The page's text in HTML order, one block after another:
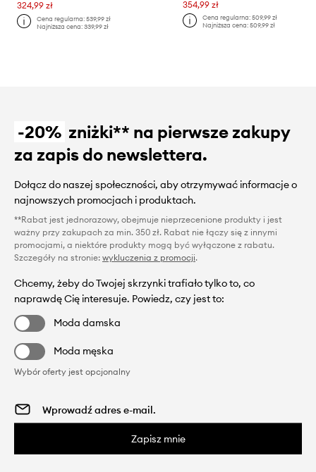
324,99 zł
Cena regularna:539,99 zł
Najniższa cena:339,99 zł
354,99 zł
Cena regularna: 509,99 zł
Najniższa cena: 509,99 zł
-20% zniżki** na pierwsze zakupy
za zapis do newslettera.
Dołącz do naszej społeczności, aby otrzymywać informacje o
najnowszych promocjach i produktach.
**Rabat jest jednorazowy, obejmuje nieprzecenione produkty i jest
ważny przy zakupach za min. 350 zł. Rabat nie łączy się z innymi
promocjami, a niektóre produkty mogą być wyłączone z rabatu.
Szczegóły na stronie: wykluczenia z promocji.
Chcemy, żeby do Twojej skrzynki trafiało tylko to, co
naprawdę Cię interesuje. Powiedz, czy jest to:
Moda damska
Moda męska
Wybór oferty jest opcjonalny
Zapisz mnie